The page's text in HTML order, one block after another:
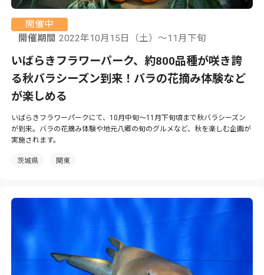
開催中
開催期間 2022年10月15日（土）～11月下旬
いばらきフラワーパーク、約800品種が咲き誇
る秋バラシーズン到来！バラの花摘み体験など
が楽しめる
いばらきフラワーパークにて、10月中旬〜11月下旬頃まで秋バラシーズン
が到来。バラの花摘み体験や地元八郷の旬のグルメなど、秋を楽しむ企画が
実施されます。
茨城県 関東